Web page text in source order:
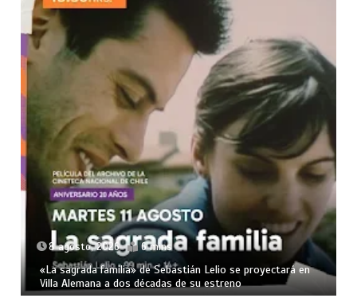
8 agosto, 2026 6 mins
«La sagrada familia» de Sebastián Lelio se proyectará en
Villa Alemana a dos décadas de su estreno